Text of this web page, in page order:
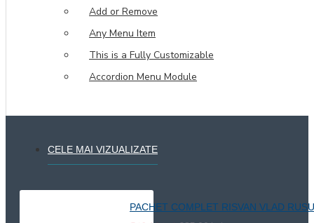
Add or Remove
Any Menu Item
This is a Fully Customizable
Accordion Menu Module
CELE MAI VIZUALIZATE
PACHET COMPLET RISVAN VLAD